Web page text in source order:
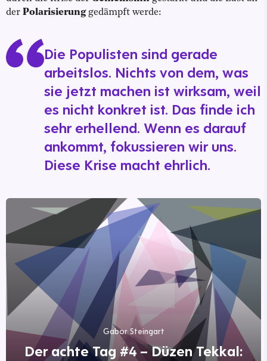
der Polarisierunggedämpft werde:
Die Populisten sind gerade
arbeitslos. Nichts von dem, was
sie jetzt machen ist wirksam, weil
es nicht konkret ist. Das finde ich
sehr erhellend. Wenn es darauf
ankommt, fokussieren wir uns.
Diese Krise macht ehrlich.
Gabor Steingart
Der achte Tag #4 – Düzen Tekkal: